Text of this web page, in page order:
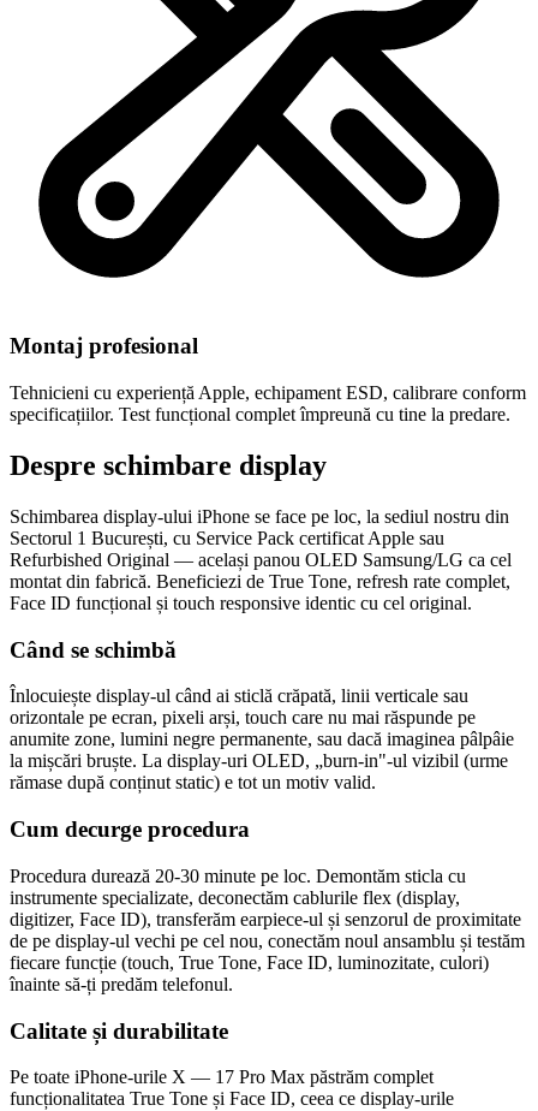
Montaj profesional
Tehnicieni cu experiență Apple, echipament ESD, calibrare conform
specificațiilor. Test funcțional complet împreună cu tine la predare.
Despre schimbare display
Schimbarea display-ului iPhone se face pe loc, la sediul nostru din
Sectorul 1 București, cu Service Pack certificat Apple sau
Refurbished Original — același panou OLED Samsung/LG ca cel
montat din fabrică. Beneficiezi de True Tone, refresh rate complet,
Face ID funcțional și touch responsive identic cu cel original.
Când se schimbă
Înlocuiește display-ul când ai sticlă crăpată, linii verticale sau
orizontale pe ecran, pixeli arși, touch care nu mai răspunde pe
anumite zone, lumini negre permanente, sau dacă imaginea pâlpâie
la mișcări bruște. La display-uri OLED, „burn-in"-ul vizibil (urme
rămase după conținut static) e tot un motiv valid.
Cum decurge procedura
Procedura durează 20-30 minute pe loc. Demontăm sticla cu
instrumente specializate, deconectăm cablurile flex (display,
digitizer, Face ID), transferăm earpiece-ul și senzorul de proximitate
de pe display-ul vechi pe cel nou, conectăm noul ansamblu și testăm
fiecare funcție (touch, True Tone, Face ID, luminozitate, culori)
înainte să-ți predăm telefonul.
Calitate și durabilitate
Pe toate iPhone-urile X — 17 Pro Max păstrăm complet
funcționalitatea True Tone și Face ID, ceea ce display-urile